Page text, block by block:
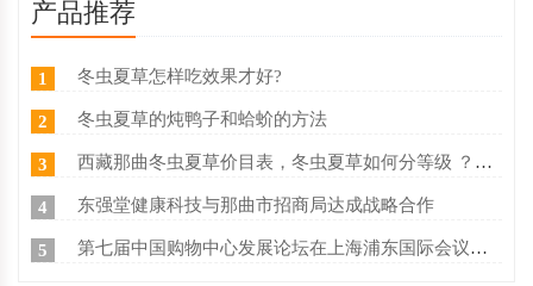
产品推荐
1 冬虫夏草怎样吃效果才好?
2 冬虫夏草的炖鸭子和蛤蚧的方法
3 西藏那曲冬虫夏草价目表，冬虫夏草如何分等级 ？什么价
4 东强堂健康科技与那曲市招商局达成战略合作
5 第七届中国购物中心发展论坛在上海浦东国际会议中心成功举办